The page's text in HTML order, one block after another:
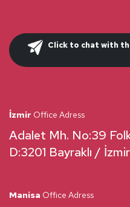
Click to chat with
İzmir Office Adress
Adalet Mh. No:39
D:3201 Bayraklı / İzmir
Manisa Office Adress